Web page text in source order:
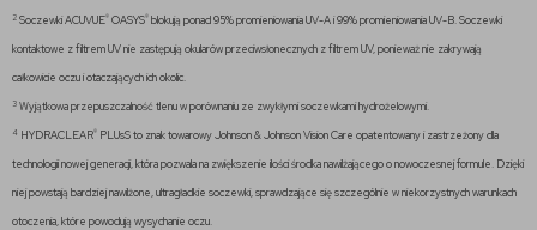
2 Soczewki ACUVUE® OASYS® blokują ponad 95% promieniowania UV-A i 99% promieniowania UV-B. Soczewki
kontaktowe z filtrem UV nie zastępują okularów przeciwsłonecznych z filtrem UV, ponieważ nie zakrywają
całkowicie oczu i otaczających ich okolic.
3 Wyjątkowa przepuszczalność tlenu w porównaniu ze zwykłymi soczewkami hydrożelowymi.
4 HYDRACLEAR® PLUsS to znak towarowy Johnson & Johnson Vision Care opatentowany i zastrzeżony dla
technologii nowej generacji, która pozwala na zwiększenie ilości środka nawilżającego o nowoczesnej formule. Dzięki
niej powstają bardziej nawilżone, ultragładkie soczewki, sprawdzające się szczególnie w niekorzystnych warunkach
otoczenia, które powodują wysychanie oczu.